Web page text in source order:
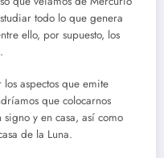
todo lo que genera
ello, por supuesto, los
aspectos que emite
que colocarnos
y en casa, así como
de la Luna.